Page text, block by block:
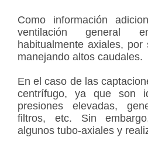
Como información
ventilación general
habitualmente axiales,
manejando altos caudales.
En el caso de las
centrífugo, ya que son
presiones elevadas,
filtros, etc. Sin
algunos tubo-axiales y